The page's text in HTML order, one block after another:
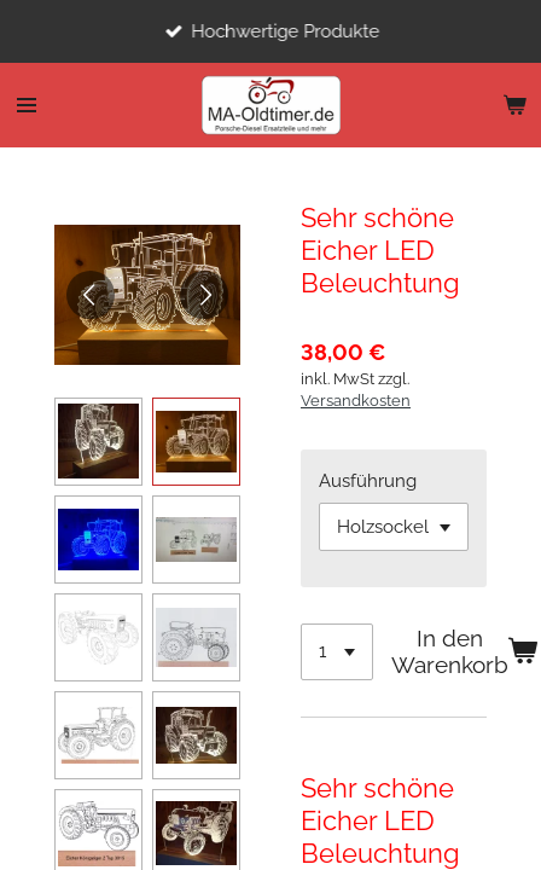
Hochwertige Produkte
Sehr schöne
Eicher LED
Beleuchtung
38,00 €
inkl. MwSt zzgl.
Versandkosten
Ausführung
In den
Warenkorb
Sehr schöne
Eicher LED
Beleuchtung